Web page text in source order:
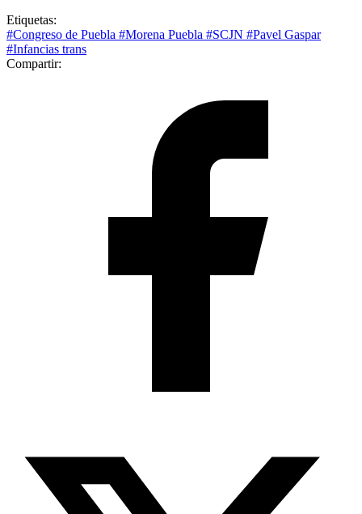
Etiquetas:
#Congreso de Puebla #Morena Puebla #SCJN #Pavel Gaspar
#Infancias trans
Compartir: